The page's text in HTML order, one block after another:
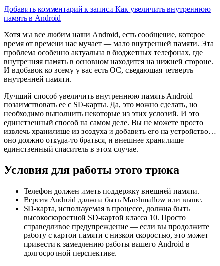
Добавить комментарий к записи Как увеличить внутреннюю
память в Android
Хотя мы все любим наши Android, есть сообщение, которое
время от времени нас мучает — мало внутренней памяти. Эта
проблема особенно актуальна в бюджетных телефонах, где
внутренняя память в основном находится на нижней стороне.
И вдобавок ко всему у вас есть ОС, съедающая четверть
внутренней памяти.
Лучший способ увеличить внутреннюю память Android —
позаимствовать ее с SD-карты. Да, это можно сделать, но
необходимо выполнить некоторые из этих условий. И это
единственный способ на самом деле. Вы не можете просто
извлечь хранилище из воздуха и добавить его на устройство…
оно должно откуда-то браться, и внешнее хранилище —
единственный спаситель в этом случае.
Условия для работы этого трюка
Телефон должен иметь поддержку внешней памяти.
Версия Android должна быть Marshmallow или выше.
SD-карта, используемая в процессе, должна быть
высокоскоростной SD-картой класса 10. Просто
справедливое предупреждение — если вы продолжите
работу с картой памяти с низкой скоростью, это может
привести к замедлению работы вашего Android в
долгосрочной перспективе.